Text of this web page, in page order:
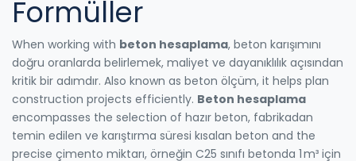
Formüller
When working with beton hesaplama, beton karışımını
doğru oranlarda belirlemek, maliyet ve dayanıklılık açısından
kritik bir adımdır. Also known as beton ölçüm, it helps plan
construction projects efficiently. Beton hesaplama
encompasses the selection of hazır beton, fabrikadan
temin edilen ve karıştırma süresi kısalan beton and the
precise çimento miktarı, örneğin C25 sınıfı betonda 1 m³ için